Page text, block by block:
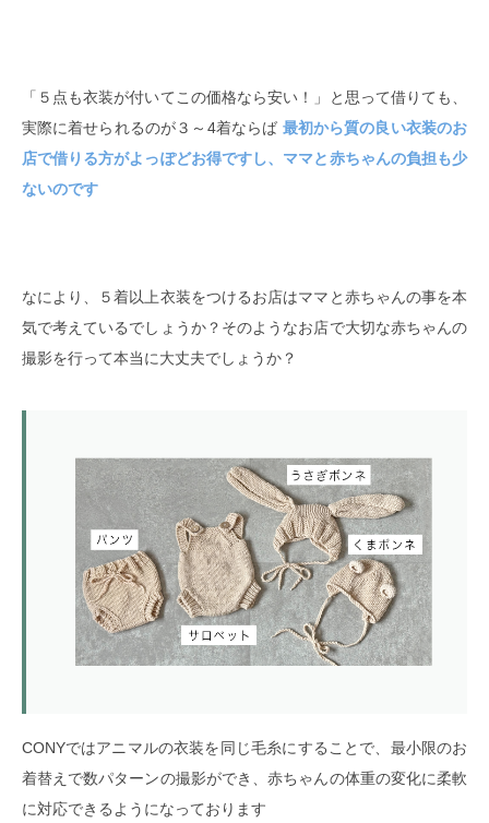
「５点も衣装が付いてこの価格なら安い！」と思って借りても、
実際に着せられるのが３～4着ならば 最初から質の良い衣装のお
店で借りる方がよっぽどお得ですし、ママと赤ちゃんの負担も少
ないのです
なにより、５着以上衣装をつけるお店はママと赤ちゃんの事を本
気で考えているでしょうか？そのようなお店で大切な赤ちゃんの
撮影を行って本当に大丈夫でしょうか？
CONYではアニマルの衣装を同じ毛糸にすることで、最小限のお
着替えで数パターンの撮影ができ、赤ちゃんの体重の変化に柔軟
に対応できるようになっております